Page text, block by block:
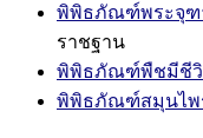
พิพิธภัณฑ์พระจุฑ
ราชฐาน
พิพิธภัณฑ์พืชมีชี
พิพิธภัณฑ์สมุนไพ